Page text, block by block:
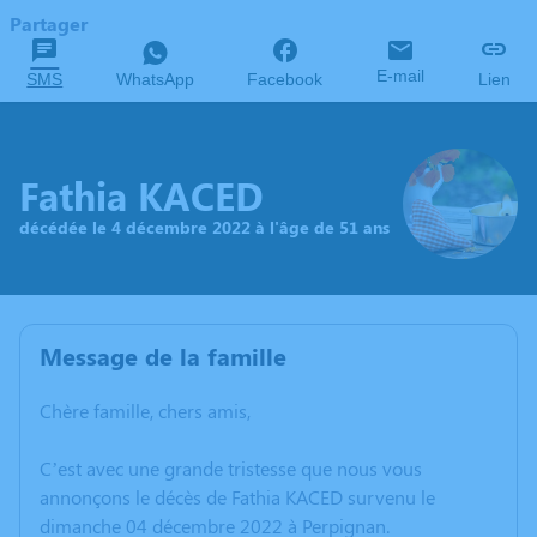
Partager
SMS WhatsApp Facebook E-mail Lien
Fathia KACED
décédée le 4 décembre 2022 à l'âge de 51 ans
Message de la famille
Chère famille, chers amis,
C’est avec une grande tristesse que nous vous
annonçons le décès de Fathia KACED survenu le
dimanche 04 décembre 2022 à Perpignan.